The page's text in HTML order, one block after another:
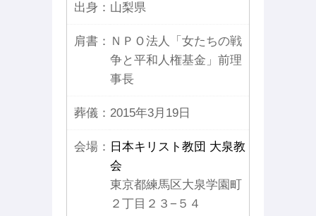
出身： 山梨県
肩書： ＮＰＯ法人「女たちの戦
争と平和人権基金」前理
事長
葬儀： 2015年3月19日
会場： 日本キリスト教団 大泉教
会
東京都練馬区大泉学園町
２丁目２３−５４